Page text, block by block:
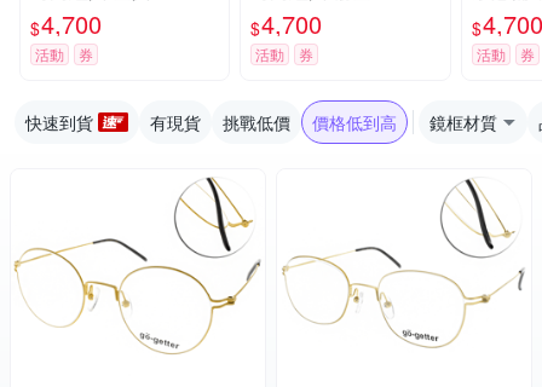
50 YW
$4,700
活動 券
51 MGD
$4,700
活動 券
DE
$4,700
活動 券
快速到貨 有現貨 挑戰低價 價格低到高 鏡框材質